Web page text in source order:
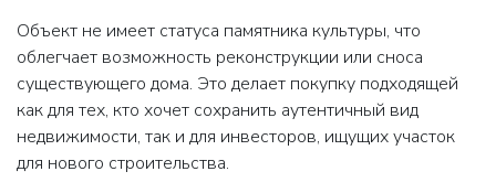
Объект не имеет статуса памятника культуры, что
облегчает возможность реконструкции или сноса
существующего дома. Это делает покупку подходящей
как для тех, кто хочет сохранить аутентичный вид
недвижимости, так и для инвесторов, ищущих участок
для нового строительства.